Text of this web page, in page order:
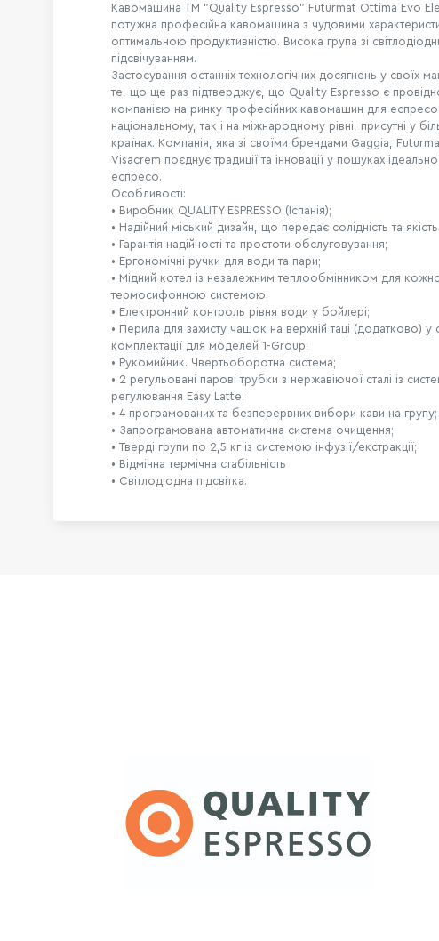
Кавомашина TM "Quality Espresso" Futurmat Ottima Evo
потужна професійна кавомашина з чудовими
оптимальною продуктивністю. Висока група зі
підсвічуванням.
Застосування останніх технологічних досягнень у своїх
те, що ще раз підтверджує, що Quality Espresso є
компанією на ринку професійних кавомашин для еспресо
національному, так і на міжнародному рівні, присутні у
країнах. Компанія, яка зі своїми брендами Gaggia,
Visacrem поєднує традиції та інновації у пошуках
еспресо.
Особливості:
• Виробник QUALITY ESPRESSO (Іспанія);
• Надійний міський дизайн, що передає солідність та
• Гарантія надійності та простоти обслуговування;
• Ергономічні ручки для води та пари;
• Мідний котел із незалежним теплообмінником для
термосифонною системою;
• Електронний контроль рівня води у бойлері;
• Перила для захисту чашок на верхній таці (додатково) у
комплектації для моделей 1-Group;
• Рукомийник. Чвертьоборотна система;
• 2 регульовані парові трубки з нержавіючої сталі із
регулювання Easy Latte;
• 4 програмованих та безперервних вибори кави на групу;
• Запрограмована автоматична система очищення;
• Тверді групи по 2,5 кг із системою інфузії/екстракції;
• Відмінна термічна стабільність
• Світлодіодна підсвітка.